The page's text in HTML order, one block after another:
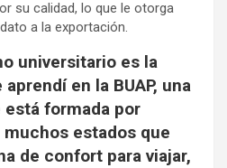
su calidad, lo que le otorga
a la exportación.
universitario es la
en la BUAP, una
formada por
estados que
de confort para viajar,